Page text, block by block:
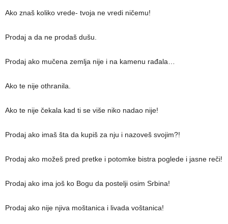
Ako znaš koliko vrede- tvoja ne vredi ničemu!
Prodaj a da ne prodaš dušu.
Prodaj ako mučena zemlja nije i na kamenu rađala…
Ako te nije othranila.
Ako te nije čekala kad ti se više niko nadao nije!
Prodaj ako imaš šta da kupiš za nju i nazoveš svojim?!
Prodaj ako možeš pred pretke i potomke bistra poglede i jasne reči!
Prodaj ako ima još ko Bogu da postelji osim Srbina!
Prodaj ako nije njiva moštanica i livada voštanica!